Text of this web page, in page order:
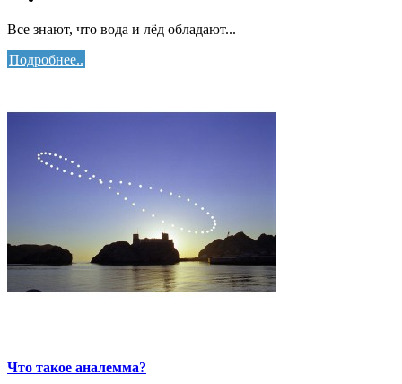
Все знают, что вода и лёд обладают...
Подробнее..
Что такое аналемма?